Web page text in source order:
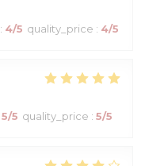
: 4/5 quality_price : 4/5
5/5 quality_price : 5/5